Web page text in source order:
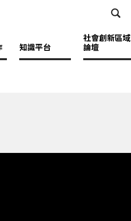
知識平台
社會創新區域
論壇